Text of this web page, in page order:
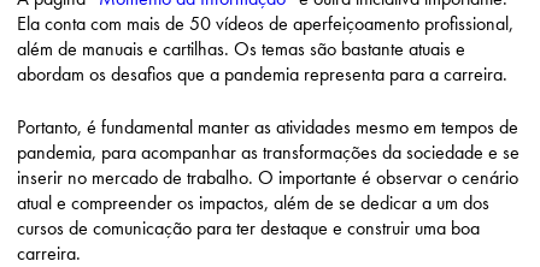
Ela conta com mais de 50 vídeos de aperfeiçoamento profissional,
além de manuais e cartilhas. Os temas são bastante atuais e
abordam os desafios que a pandemia representa para a carreira.
Portanto, é fundamental manter as atividades mesmo em tempos de
pandemia, para acompanhar as transformações da sociedade e se
inserir no mercado de trabalho. O importante é observar o cenário
atual e compreender os impactos, além de se dedicar a um dos
cursos de comunicação para ter destaque e construir uma boa
carreira.